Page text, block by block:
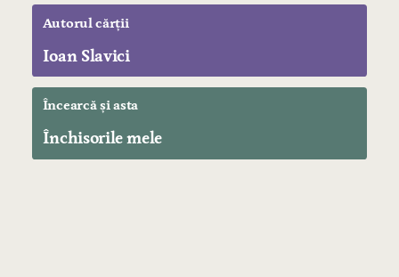
Autorul cărții
Ioan Slavici
Încearcă și asta
Închisorile mele